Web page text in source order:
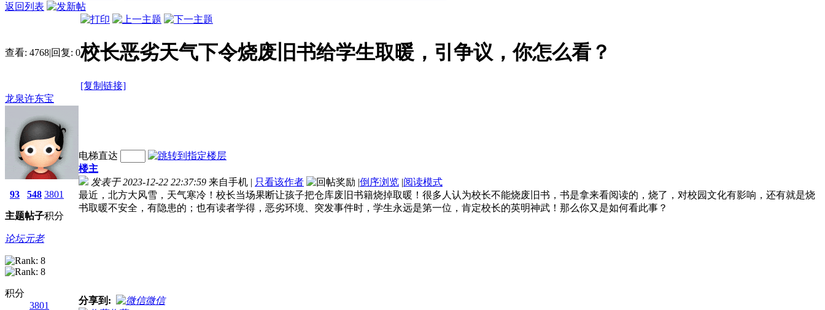
返回列表
查看: 4768|回复: 0校长恶劣天气下令烧废旧书给学生取暖，引争议，你怎么看？
[复制链接]
龙泉许东宝
93
主题
548
帖子
3801
积分
论坛元老
积分
3801
电梯直达
楼主
发表于 2023-12-22 22:37:59 来自手机 | 只看该作者 |倒序浏览 |阅读模式
最近，北方大风雪，天气寒冷！校长当场果断让孩子把仓库废旧书籍烧掉取暖！很多人认为校长不能烧废旧书，书是拿来看阅读的，烧了，对校园文化有影响，还有就是烧
书取暖不安全，有隐患的；也有读者学得，恶劣环境、突发事件时，学生永远是第一位，肯定校长的英明神武！那么你又是如何看此事？
分享到:
微信